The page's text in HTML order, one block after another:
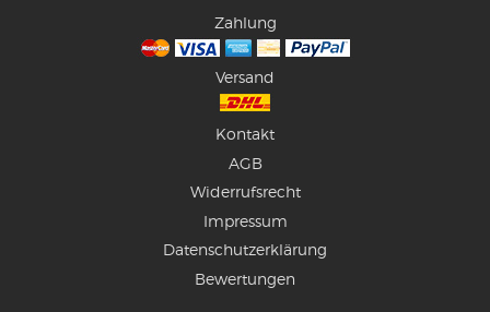
Zahlung
Versand
Kontakt
AGB
Widerrufsrecht
Impressum
Datenschutzerklärung
Bewertungen